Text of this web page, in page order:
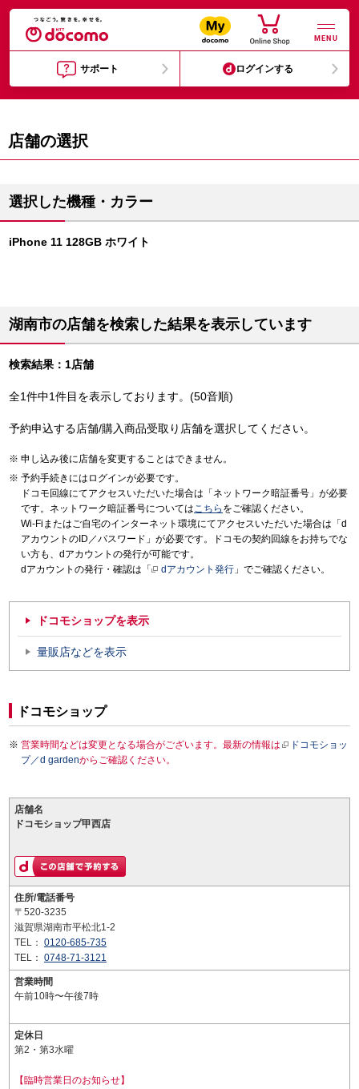
MENU
サポート ログインする
店舗の選択
選択した機種・カラー
iPhone 11 128GB ホワイト
湖南市の店舗を検索した結果を表示しています
検索結果：1店舗
全1件中1件目を表示しております。(50音順)
予約申込する店舗/購入商品受取り店舗を選択してください。
申し込み後に店舗を変更することはできません。
予約手続きにはログインが必要です。
ドコモ回線にてアクセスいただいた場合は「ネットワーク暗証番号」が必要
です。ネットワーク暗証番号についてはこちら をご確認ください。
Wi-Fiまたはご自宅のインターネット環境にてアクセスいただいた場合は「d
アカウントのID／パスワード」が必要です。ドコモの契約回線をお持ちでな
い方も、dアカウントの発行が可能です。
dアカウントの発行・確認は「
dアカウント発行 」でご確認ください。
ドコモショップを表示
量販店などを表示
ドコモショップ
営業時間などは変更となる場合がございます。最新の情報は
ドコモショッ
プ／d gardenからご確認ください。
店舗名
ドコモショップ甲西店
住所/電話番号
〒520-3235
滋賀県湖南市平松北1-2
TEL： 0120-685-735
TEL： 0748-71-3121
営業時間
午前10時〜午後7時
定休日
第2・第3水曜
【臨時営業日のお知らせ】